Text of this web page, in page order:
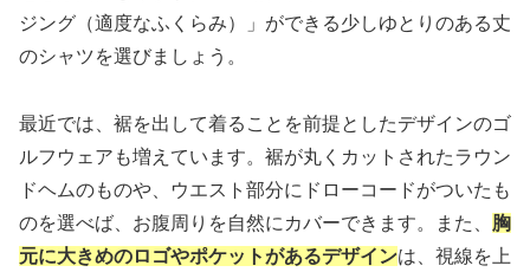
ジング（適度なふくらみ）」ができる少しゆとりのある丈
のシャツを選びましょう。
最近では、裾を出して着ることを前提としたデザインのゴ
ルフウェアも増えています。裾が丸くカットされたラウン
ドヘムのものや、ウエスト部分にドローコードがついたも
のを選べば、お腹周りを自然にカバーできます。また、 胸
元に大きめのロゴやポケットがあるデザインは、視線を上